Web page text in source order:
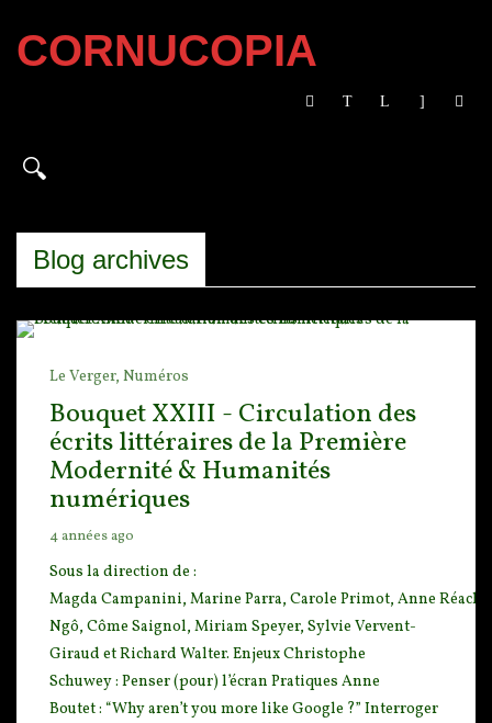
CORNUCOPIA
Blog archives
Le Verger, Numéros
Bouquet XXIII - Circulation des
écrits littéraires de la Première
Modernité & Humanités
numériques
4 années ago
Sous la direction de :
Magda Campanini, Marine Parra, Carole Primot, Anne Réach-
Ngô, Côme Saignol, Miriam Speyer, Sylvie Vervent-
Giraud et Richard Walter. Enjeux Christophe
Schuwey : Penser (pour) l’écran Pratiques Anne
Boutet : “Why aren’t you more like Google ?” Interroger